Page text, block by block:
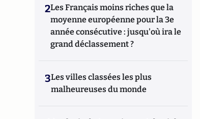
2Les Français moins riches que la
moyenne européenne pour la 3e
année consécutive : jusqu'où ira le
grand déclassement ?
3Les villes classées les plus
malheureuses du monde